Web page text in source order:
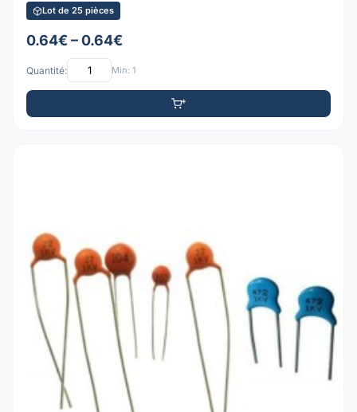
Lot de 25 pièces
0.64€ – 0.64€
Quantité: Min: 1